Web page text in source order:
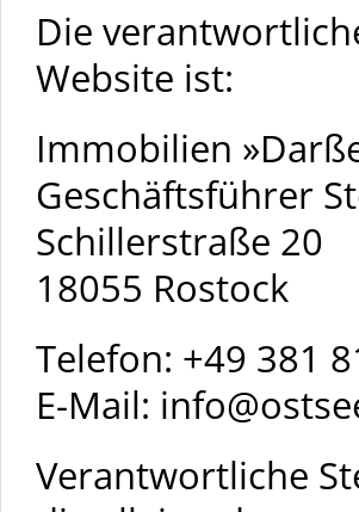
Die
Website ist:
Immobilien
Geschäftsführer
Schillerstraße 20
18055 Rostock
Telefon: +49 381
E-Mail:
Verantwortliche